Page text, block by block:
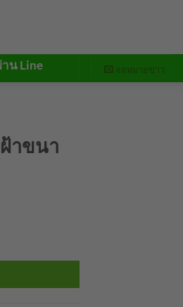
น Line จดหมายข่าว
าขนา